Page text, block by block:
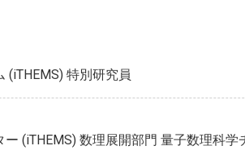
(iTHEMS) 特別研究員
(iTHEMS) 数理展開部門 量子数理科学